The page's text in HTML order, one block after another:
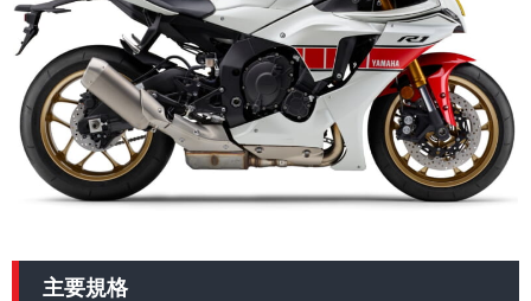
主要規格